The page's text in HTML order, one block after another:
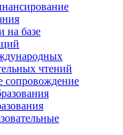
на базе
чтений
сопровождение